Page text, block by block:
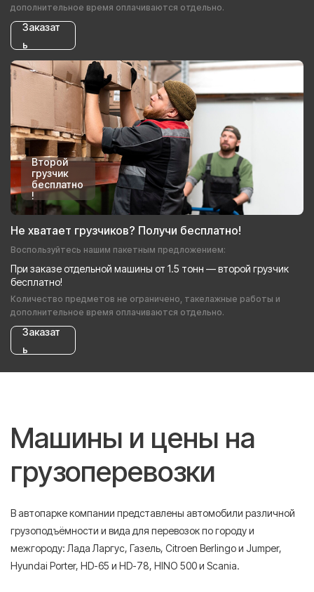
дополнительное время оплачиваются отдельно.
Заказат
ь
Второй
грузчик
бесплатно
!
Не хватает грузчиков? Получи бесплатно!
Воспользуйтесь нашим пакетным предложением:
При заказе отдельной машины от 1.5 тонн — второй грузчик
бесплатно!
Количество предметов не ограничено, такелажные работы и
дополнительное время оплачиваются отдельно.
Заказат
ь
Машины и цены на
грузоперевозки
В автопарке компании представлены автомобили различной
грузоподъёмности и вида для перевозок по городу и
межгороду: Лада Ларгус, Газель, Citroen Berlingo и Jumper,
Hyundai Porter, HD-65 и HD-78, HINO 500 и Scania.